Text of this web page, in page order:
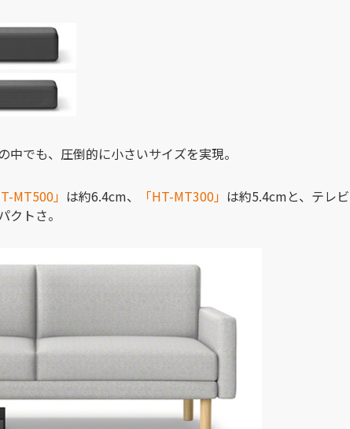
でも、圧倒的に小さいサイズを実現。
MT500」 は約6.4cm、 「HT-MT300」 は約5.4cmと、テレ
トさ。